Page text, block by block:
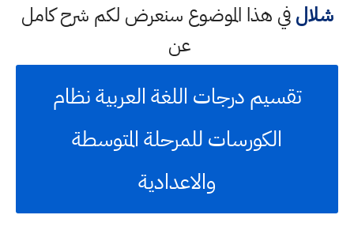
شلالفي هذا الموضوع سنعرض لكم شرح كامل
عن
تقسيم درجات اللغة العربية نظام
الكورسات للمرحلة المتوسطة
والاعدادية